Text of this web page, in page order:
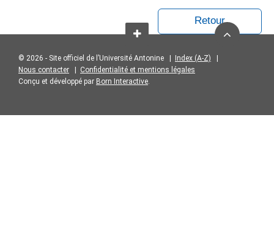
Retour
© 2026 - Site officiel de l’Université Antonine | Index (A-Z)
Nous contacter
Confidentialité et mentions légales
Conçu et développé par Born Interactive.